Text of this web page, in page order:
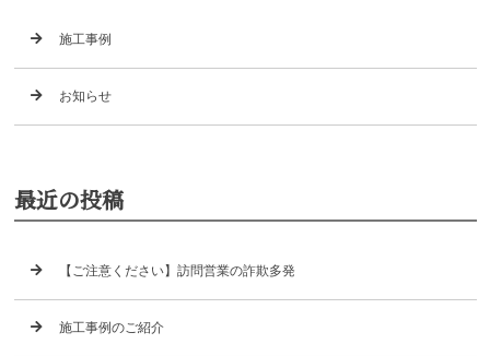
施工事例
お知らせ
最近の投稿
【ご注意ください】訪問営業の詐欺多発
施工事例のご紹介